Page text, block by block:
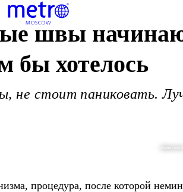
швы
бы хотелось
не стоит паниковать.
процедура, после которой